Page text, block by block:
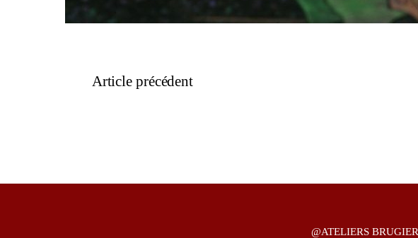
Article précédent
@ATELIERS